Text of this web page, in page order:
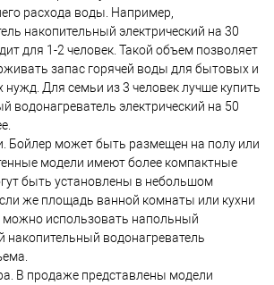
расхода воды. Например,
накопительный электрический на 30
для 1-2 человек. Такой объем позволяет
запас горячей воды для бытовых и
нужд. Для семьи из 3 человек лучше купить
водонагреватель электрический на 50
Бойлер может быть размещен на полу или
модели имеют более компактные
быть установлены в небольшом
же площадь ванной комнаты или кухни
можно использовать напольный
накопительный водонагреватель
В продаже представлены модели